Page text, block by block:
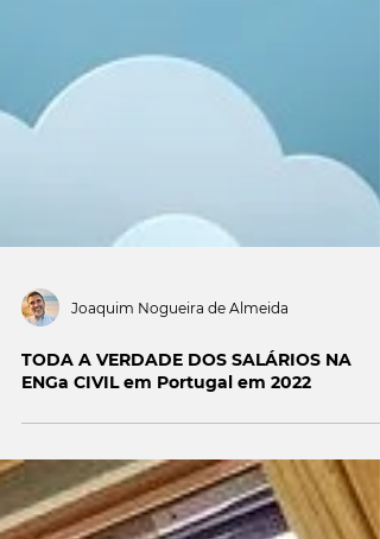
Joaquim Nogueira de Almeida
TODA A VERDADE DOS SALÁRIOS NA
ENGa CIVIL em Portugal em 2022